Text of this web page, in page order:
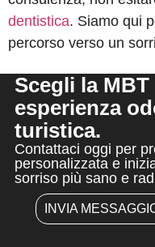
dentistica. Siamo qui
percorso verso un
Scegli la
esperienza
turistica.
Contattaci oggi per
personalizzata e
sorriso più sano e
INVIA